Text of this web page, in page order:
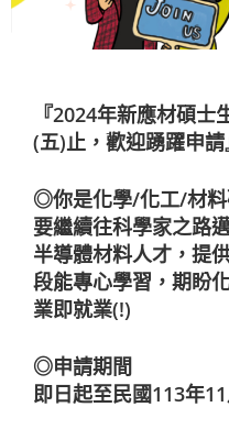
『2024年新應材碩
(五)止，歡迎踴躍申請
◎你是化學/化工/材料
要繼續往科學家之路
半導體材料人才，提
段能專心學習，期盼
業即就業(!)
◎申請期間
即日起至民國113年